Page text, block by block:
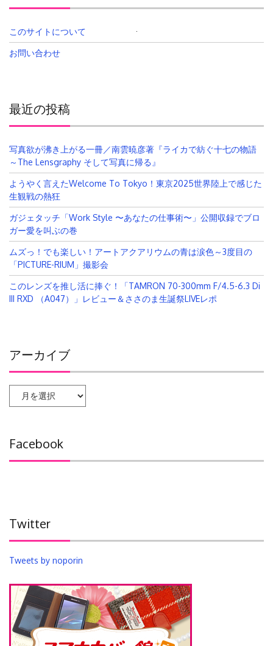
このサイトについて
お問い合わせ
最近の投稿
写真欲が沸き上がる一冊／南雲暁彦著『ライカで紡ぐ十七の物語
～The Lensgraphy そして写真に帰る』
ようやく言えたWelcome To Tokyo！東京2025世界陸上で感じた
生観戦の熱狂
ガジェタッチ「Work Style 〜あなたの仕事術〜」公開収録でブロ
ガー愛を叫ぶの巻
ムズっ！でも楽しい！アートアクアリウムの青は涙色～3度目の
「PICTURE-RIUM」撮影会
このレンズを推し活に捧ぐ！「TAMRON 70-300mm F/4.5-6.3 Di
III RXD （A047）」レビュー＆ささのま生誕祭LIVEレポ
アーカイブ
ブ
Facebook
Twitter
Tweets by noporin